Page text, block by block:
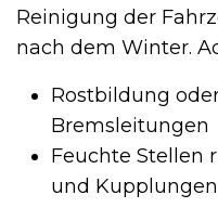
Reinigung der
nach dem Winter.
Rostbildung
Bremsleitungen
Feuchte Stellen
und Kupplungen